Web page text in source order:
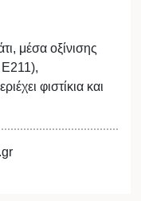
μέσα οξίνισης
φιστίκια και